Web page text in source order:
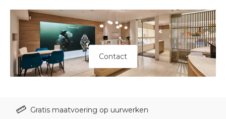
Contact
Gratis maatvoering op uurwerken